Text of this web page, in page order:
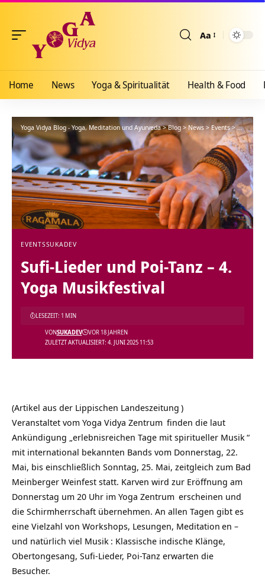
Aa
Home News Yoga & Spiritualität Health & Food
Yoga Vidya Blog - Yoga, Meditation und Ayurveda>Blog >News>Events>Sufi-
EVENTSSUKADEV
Sufi-Lieder und Poi-Tanz – 4.
Yoga Musikfestival
ZULETZT AKTUALISIERT: 4. JUNI 2025 11:53
VONSUKADEV VOR 18 JAHREN
LESEZEIT: 1 MIN
(Artikel aus der Lippischen Landeszeitung )
Veranstaltet vom Yoga Vidya Zentrum finden die laut
Ankündigung „erlebnisreichen Tage mit spiritueller Musik“
mit international bekannten Bands vom Donnerstag, 22.
Mai, bis einschließlich Sonntag, 25. Mai, zeitgleich zum Bad
Meinberger Weinfest statt. Karven wird zur Eröffnung am
Donnerstag um 20 Uhr im Yoga Zentrum erscheinen und
die Schirmherrschaft übernehmen. An allen Tagen gibt es
eine Vielzahl von Workshops, Lesungen, Meditation en –
und natürlich viel Musik : Klassische indische Klänge,
Obertongesang, Sufi-Lieder, Poi-Tanz erwarten die
Besucher.